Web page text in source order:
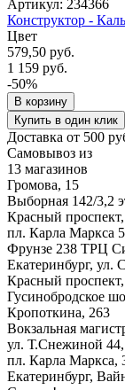
Артикул: 234366
Конструктор -
Цвет
579,50 руб.
1 159 руб.
-50%
В корзину
Купить в один клик
Доставка от 500
Самовывоз из
13 магазинов
Громова, 15
Выборная 142/3,2
Красный
пл. Карла Маркса
Фрунзе 238 ТРЦ
Екатеринбург, ул.
Красный
Гусинобродское
Кропоткина, 263
Вокзальная
ул. Т.Снежиной
пл. Карла Маркса,
Екатеринбург,